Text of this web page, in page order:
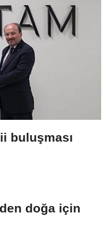
buluşması
doğa için